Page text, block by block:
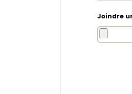
Joindre